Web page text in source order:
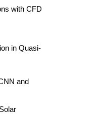
with CFD
in Quasi-
and